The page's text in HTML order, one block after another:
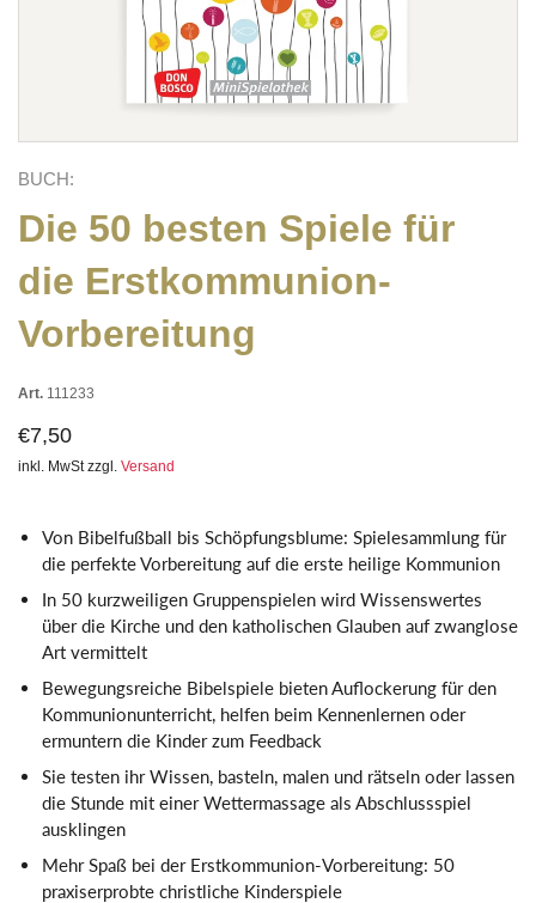
BUCH:
Die 50 besten Spiele für
die Erstkommunion-
Vorbereitung
Art. 111233
€7,50
inkl. MwSt zzgl. Versand
Von Bibelfußball bis Schöpfungsblume: Spielesammlung für
die perfekte Vorbereitung auf die erste heilige Kommunion
In 50 kurzweiligen Gruppenspielen wird Wissenswertes
über die Kirche und den katholischen Glauben auf zwanglose
Art vermittelt
Bewegungsreiche Bibelspiele bieten Auflockerung für den
Kommunionunterricht, helfen beim Kennenlernen oder
ermuntern die Kinder zum Feedback
Sie testen ihr Wissen, basteln, malen und rätseln oder lassen
die Stunde mit einer Wettermassage als Abschlussspiel
ausklingen
Mehr Spaß bei der Erstkommunion-Vorbereitung: 50
praxiserprobte christliche Kinderspiele